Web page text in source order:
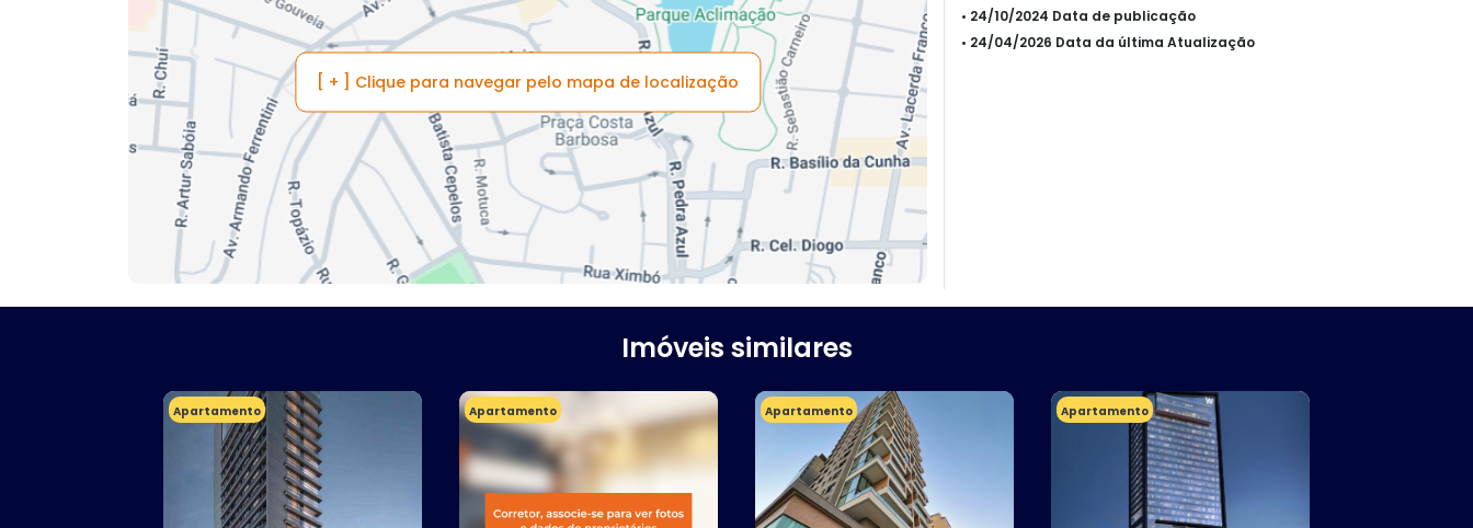
[ + ] Clique para navegar pelo mapa de localização
• 24/10/2024 Data de publicação
• 24/04/2026 Data da última Atualização
Imóveis similares
Apartamento Apartamento Apartamento Apartamento